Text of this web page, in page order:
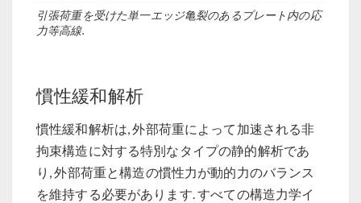
引張荷重を受けた単一エッジ亀裂のあるプレート内の応
力等高線.
慣性緩和解析
慣性緩和解析は, 外部荷重によって加速される非
拘束構造に対する特別なタイプの静的解析であ
り, 外部荷重と構造の慣性力が動的力のバランス
を維持する必要があります. すべての構造力学イ